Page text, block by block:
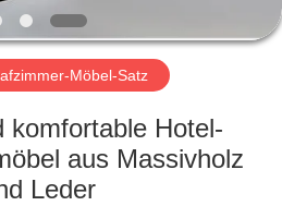
Möbel-Satz
komfortable Hotel-
aus Massivholz
Leder